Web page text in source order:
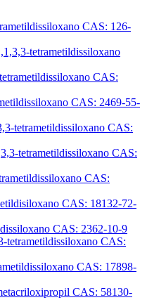
CAS: 126-
tetrametildissiloxano
CAS:
CAS: 2469-55-
tetrametildissiloxano CAS:
tetrametildissiloxano CAS:
CAS:
CAS: 18132-72-
CAS: 2362-10-9
tetrametildissiloxano CAS:
CAS: 17898-
CAS: 58130-